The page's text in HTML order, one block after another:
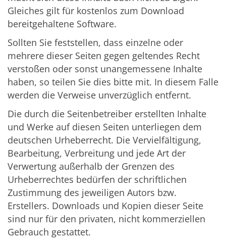
Gleiches gilt für kostenlos zum Download
bereitgehaltene Software.
Sollten Sie feststellen, dass einzelne oder
mehrere dieser Seiten gegen geltendes Recht
verstoßen oder sonst unangemessene Inhalte
haben, so teilen Sie dies bitte mit. In diesem Falle
werden die Verweise unverzüglich entfernt.
Die durch die Seitenbetreiber erstellten Inhalte
und Werke auf diesen Seiten unterliegen dem
deutschen Urheberrecht. Die Vervielfältigung,
Bearbeitung, Verbreitung und jede Art der
Verwertung außerhalb der Grenzen des
Urheberrechtes bedürfen der schriftlichen
Zustimmung des jeweiligen Autors bzw.
Erstellers. Downloads und Kopien dieser Seite
sind nur für den privaten, nicht kommerziellen
Gebrauch gestattet.